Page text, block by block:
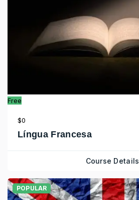
Free
$0
Língua Francesa
Course Details
POPULAR